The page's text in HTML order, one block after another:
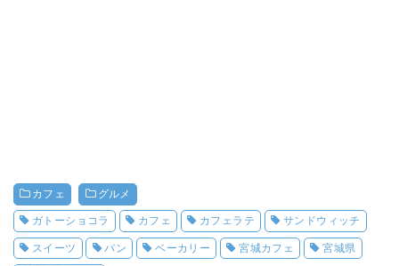
カフェ グルメ
ガトーショコラ カフェ カフェラテ サンドウィッチ
スイーツ パン ベーカリー 宮城カフェ 宮城県